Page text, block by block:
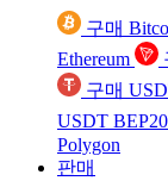
구매
Ethereum
구매
USDT BEP20
Polygon
판매